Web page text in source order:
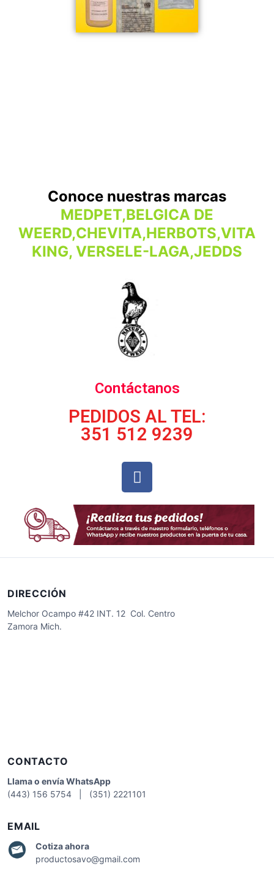
Conoce nuestras marcas
MEDPET,BELGICA DE
WEERD,CHEVITA,HERBOTS,VITA
KING, VERSELE-LAGA,JEDDS
Contáctanos
PEDIDOS AL TEL:
351 512 9239
DIRECCIÓN
Melchor Ocampo #42 INT. 12 Col. Centro
Zamora Mich.
CONTACTO
Llama o envía WhatsApp
(443) 156 5754 | (351) 2221101
EMAIL
Cotizaahora
productosavo@gmail.com